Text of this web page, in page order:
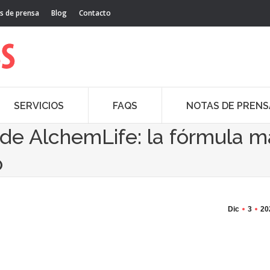
de prensa Blog Contacto
SERVICIOS FAQS NOTAS DE
AlchemLife: la fórmula
Dic 3